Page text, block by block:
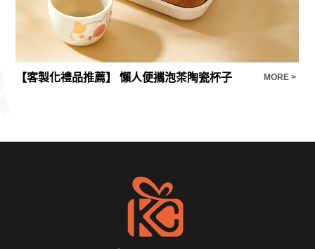
【客製化禮品推薦】 懶人便攜泡茶陶瓷杯子 MORE >